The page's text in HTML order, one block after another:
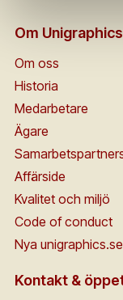
Om Unigraphics
Om oss
Historia
Medarbetare
Ägare
Affärside
Kvalitet och miljö
Code of conduct
Nya unigraphics.se
Kontakt &